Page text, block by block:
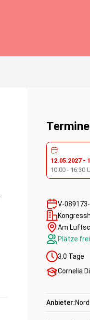
Termine
12.05.2027-
10:00 - 16:30
V-
Am
Plätze frei
3.0 Tage
Cornelia Dill
Anbieter: